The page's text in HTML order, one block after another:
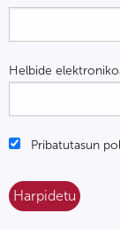
Helbide
Pribatutasun